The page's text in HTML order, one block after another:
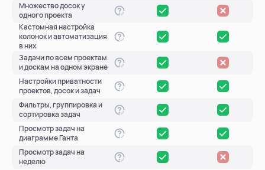
Множество досок у
одного проекта
Кастомная настройка
колонок и автоматизация
в них
Задачи по всем проектам
и доскам на одном экране
Настройки приватности
проектов, досок и задач
Фильтры, группировка и
сортировка задач
Просмотр задач на
диаграмме Ганта
Просмотр задач на
неделю